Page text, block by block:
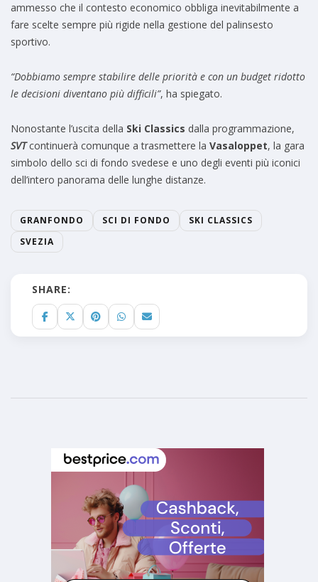
ammesso che il contesto economico obbliga inevitabilmente a
fare scelte sempre più rigide nella gestione del palinsesto
sportivo.
“Dobbiamo sempre stabilire delle priorità e con un budget ridotto
le decisioni diventano più difficili”, ha spiegato.
Nonostante l’uscita della Ski Classics dalla programmazione,
SVTcontinuerà comunque a trasmettere la Vasaloppet, la gara
simbolo dello sci di fondo svedese e uno degli eventi più iconici
dell’intero panorama delle lunghe distanze.
GRANFONDO SCI DI FONDO
SKI CLASSICS
SVEZIA
SHARE: